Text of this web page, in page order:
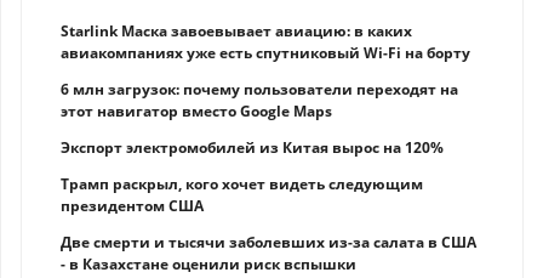
Starlink Маска завоевывает авиацию: в каких
авиакомпаниях уже есть спутниковый Wi-Fi на борту
6 млн загрузок: почему пользователи переходят на
этот навигатор вместо Google Maps
Экспорт электромобилей из Китая вырос на 120%
Трамп раскрыл, кого хочет видеть следующим
президентом США
Две смерти и тысячи заболевших из-за салата в США
- в Казахстане оценили риск вспышки